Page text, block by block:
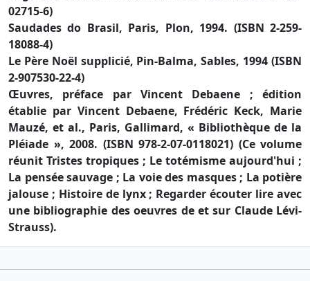
02715-6)
Saudades do Brasil, Paris, Plon, 1994. (ISBN 2-259-
18088-4)
Le Père Noël supplicié, Pin-Balma, Sables, 1994 (ISBN
2-907530-22-4)
Œuvres, préface par Vincent Debaene ; édition
établie par Vincent Debaene, Frédéric Keck, Marie
Mauzé, et al., Paris, Gallimard, « Bibliothèque de la
Pléiade », 2008. (ISBN 978-2-07-0118021) (Ce volume
réunit Tristes tropiques ; Le totémisme aujourd'hui ;
La pensée sauvage ; La voie des masques ; La potière
jalouse ; Histoire de lynx ; Regarder écouter lire avec
une bibliographie des oeuvres de et sur Claude Lévi-
Strauss).